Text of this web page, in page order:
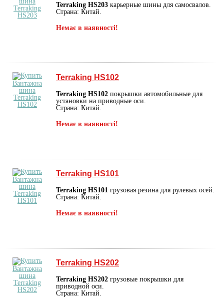
Terraking HS203 карьерные шины для самосвалов.
Страна: Китай.
Немає в наявності!
Terraking HS102
Terraking HS102 покрышки автомобильные для
установки на приводные оси.
Страна: Китай.
Немає в наявності!
Terraking HS101
Terraking HS101 грузовая резина для рулевых осей.
Страна: Китай.
Немає в наявності!
Terraking HS202
Terraking HS202 грузовые покрышки для
приводной оси.
Страна: Китай.